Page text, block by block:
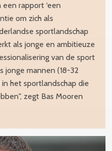
rapport ‘een
om zich als
sportlandschap
als jonge en ambitieuze
van de sport
jonge mannen (18-32
het sportlandschap die
zegt Bas Mooren